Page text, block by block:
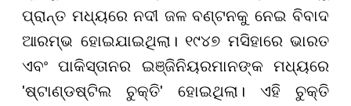
ପ୍ରାନ୍ତ ମଧ୍ୟରେ ନଦୀ ଜଳ ବଣ୍ଟନକୁ ନେଇ ବିବାଦ
ଆରମ୍ଭ ହୋଇଯାଇଥିଲା। ୧୯୪୭ ମସିହାରେ ଭାରତ
ଏବଂ ପାକିସ୍ତାନର ଇଞ୍ଜିନିୟରମାନଙ୍କ ମଧ୍ୟରେ
'ଷ୍ଟାଣ୍ଡଷ୍ଟିଲ ଚୁକ୍ତି' ହୋଇଥିଲା। ଏହି ଚୁକ୍ତି